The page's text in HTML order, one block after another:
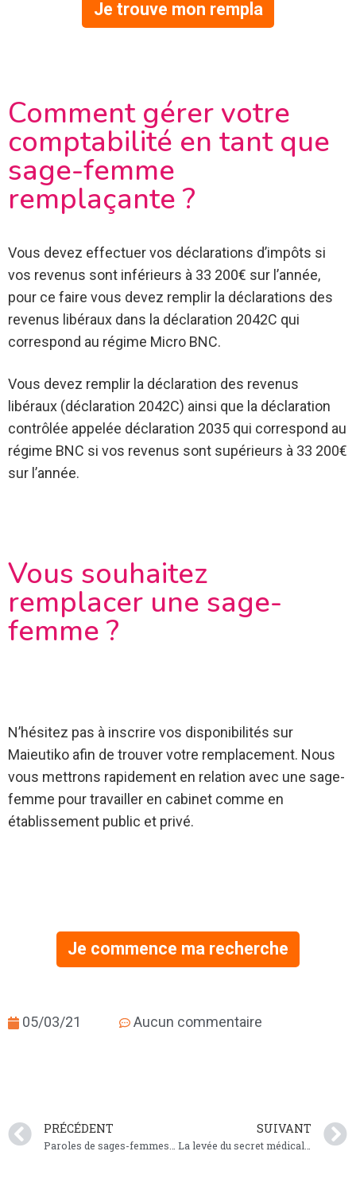
Je trouve mon rempla
Comment gérer votre
comptabilité en tant que
sage-femme
remplaçante ?
Vous devez effectuer vos déclarations d’impôts si
vos revenus sont inférieurs à 33 200€ sur l’année,
pour ce faire vous devez remplir la déclarations des
revenus libéraux dans la déclaration 2042C qui
correspond au régime Micro BNC.
Vous devez remplir la déclaration des revenus
libéraux (déclaration 2042C) ainsi que la déclaration
contrôlée appelée déclaration 2035 qui correspond au
régime BNC si vos revenus sont supérieurs à 33 200€
sur l’année.
Vous souhaitez
remplacer une sage-
femme ?
N’hésitez pas à inscrire vos disponibilités sur
Maieutiko afin de trouver votre remplacement. Nous
vous mettrons rapidement en relation avec une sage-
femme pour travailler en cabinet comme en
établissement public et privé.
Je commence ma recherche
05/03/21 Aucun commentaire
PRÉCÉDENT
Paroles de sages-femmes : Anthony, sage-femme hospitalier
SUIVANT
La levée du secret médical pour renforcer la protection des victimes de violences conjugales